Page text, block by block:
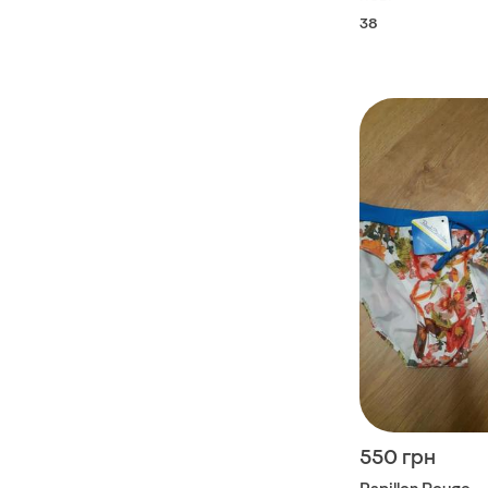
38
550 грн